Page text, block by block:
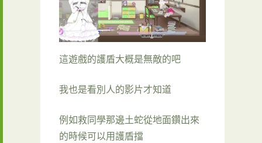
這遊戲的護盾大概是無敵的吧
我也是看別人的影片才知道
例如救同學那邊土蛇從地面鑽出來
的時候可以用護盾擋